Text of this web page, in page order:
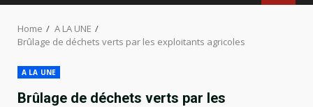
Home
A LA UNE
Brûlage de déchets verts par les exploitants agricoles
A LA UNE
Brûlage de déchets verts par les